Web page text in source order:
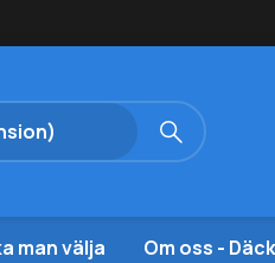
man välja Om oss -